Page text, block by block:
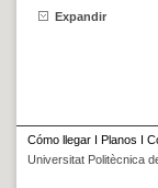
Expandir
Cómo llegar I Planos I
Universitat Politècnica